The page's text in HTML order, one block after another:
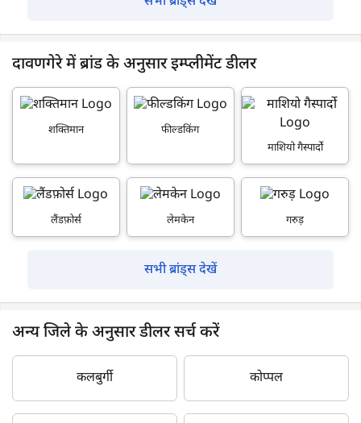
दावणगेरे में ब्रांड के अनुसार इम्प्लीमेंट डीलर
शक्तिमान
फील्डकिंग
माशियो गैस्पार्दो
लैंडफ़ोर्स लेमकेन गरुड़
सभी ब्रांड्स देखें
अन्य जिले के अनुसार डीलर सर्च करें
कलबुर्गी कोप्पल